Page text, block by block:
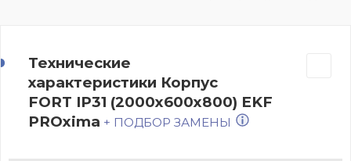
Технические
характеристики Корпус
FORT IP31 (2000x600x800) EKF
PROxima + ПОДБОР ЗАМЕНЫ